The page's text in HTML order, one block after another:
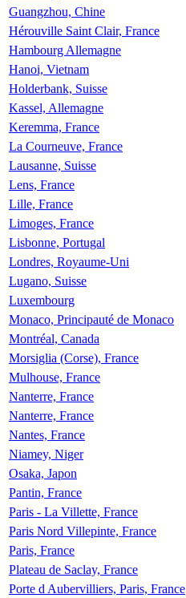
Guangzhou, Chine
Hérouville Saint Clair, France
Hambourg Allemagne
Hanoi, Vietnam
Holderbank, Suisse
Kassel, Allemagne
Keremma, France
La Courneuve, France
Lausanne, Suisse
Lens, France
Lille, France
Limoges, France
Lisbonne, Portugal
Londres, Royaume-Uni
Lugano, Suisse
Luxembourg
Monaco, Principauté de Monaco
Montréal, Canada
Morsiglia (Corse), France
Mulhouse, France
Nanterre, France
Nanterre, France
Nantes, France
Niamey, Niger
Osaka, Japon
Pantin, France
Paris - La Villette, France
Paris Nord Villepinte, France
Paris, France
Plateau de Saclay, France
Porte d Aubervilliers, Paris, France